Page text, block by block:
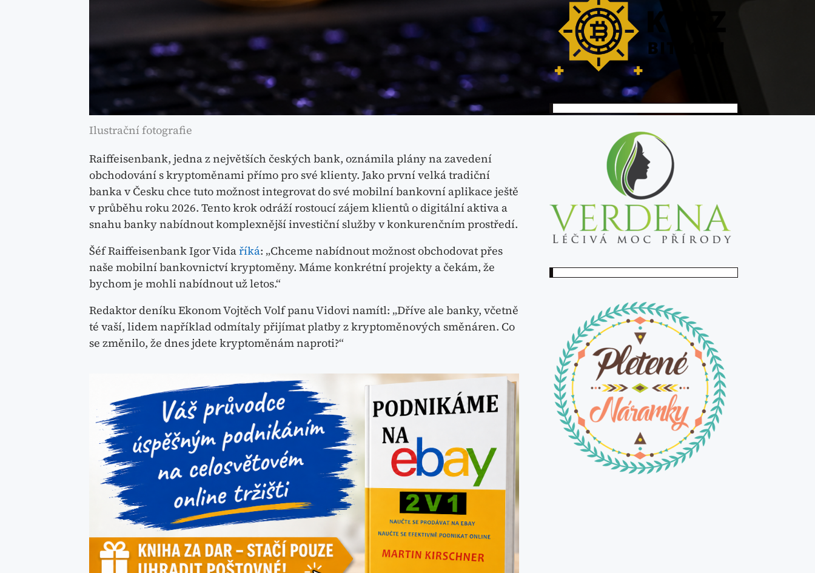
Ilustrační fotografie
Raiffeisenbank, jedna z největších českých bank, oznámila plány na zavedení
obchodování s kryptoměnami přímo pro své klienty. Jako první velká tradiční
banka v Česku chce tuto možnost integrovat do své mobilní bankovní aplikace ještě
v průběhu roku 2026. Tento krok odráží rostoucí zájem klientů o digitální aktiva a
snahu banky nabídnout komplexnější investiční služby v konkurenčním prostředí.
Šéf Raiffeisenbank Igor Vidaříká: „Chceme nabídnout možnost obchodovat přes
naše mobilní bankovnictví kryptoměny. Máme konkrétní projekty a čekám, že
bychom je mohli nabídnout už letos.“
Redaktor deníku Ekonom Vojtěch Volf panu Vidovi namítl: „Dříve ale banky, včetně
té vaší, lidem například odmítaly přijímat platby z kryptoměnových směnáren. Co
se změnilo, že dnes jdete kryptoměnám naproti?“